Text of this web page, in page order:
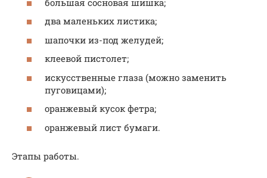
два маленьких листика;
шапочки из-под желудей;
клеевой пистолет;
искусственные глаза (можно заменить
пуговицами);
оранжевый кусок фетра;
оранжевый лист бумаги.
Этапы работы.